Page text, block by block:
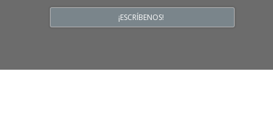
¡ESCRÍBENOS!